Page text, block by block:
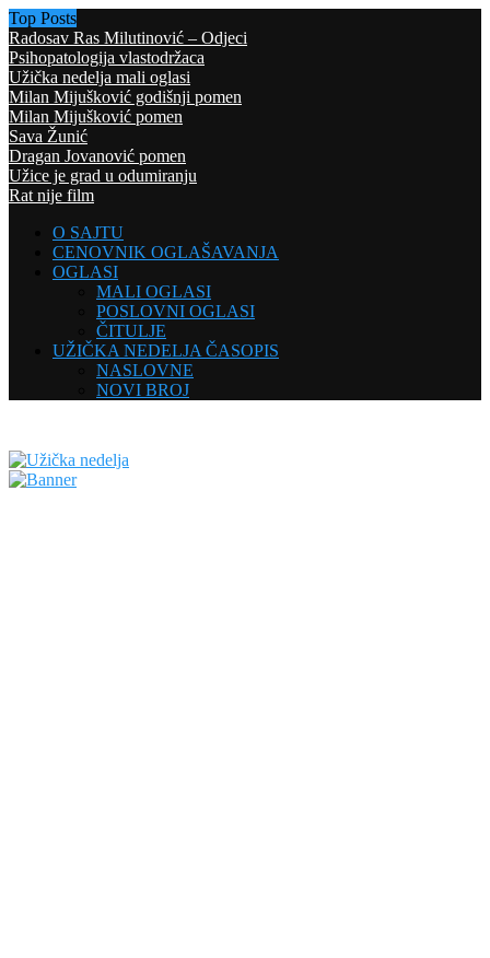
Top Posts
Radosav Ras Milutinović – Odjeci
Psihopatologija vlastodržaca
Užička nedelja mali oglasi
Milan Mijušković godišnji pomen
Milan Mijušković pomen
Sava Žunić
Dragan Jovanović pomen
Užice je grad u odumiranju
Rat nije film
O SAJTU
CENOVNIK OGLAŠAVANJA
OGLASI
MALI OGLASI
POSLOVNI OGLASI
ČITULJE
UŽIČKA NEDELJA ČASOPIS
NASLOVNE
NOVI BROJ